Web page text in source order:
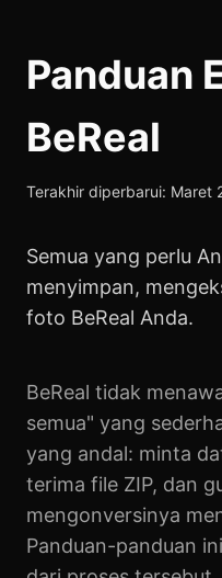
Panduan
BeReal
Terakhir diperbarui: Maret
Semua yang perlu
menyimpan,
foto BeReal Anda.
BeReal tidak
semua" yang
yang andal: minta
terima file ZIP, dan
mengonversinya
Panduan-panduan